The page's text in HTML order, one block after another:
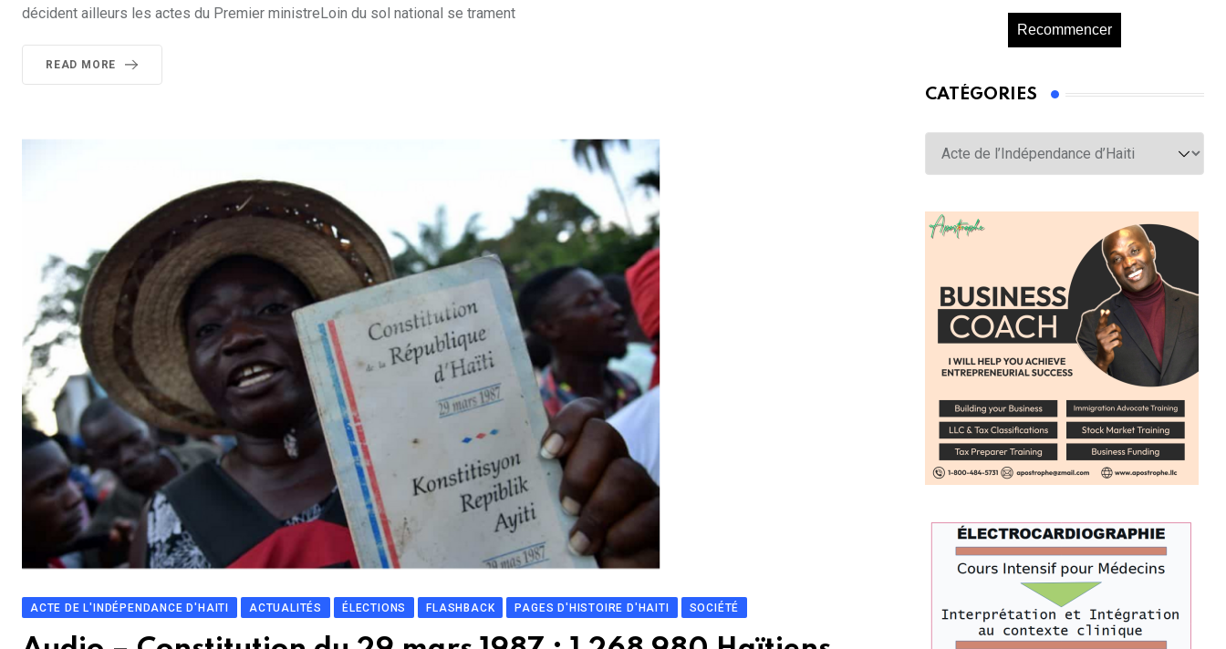
décident ailleurs les actes du Premier ministreLoin du sol national se trament
READ MORE
ACTE DE L'INDÉPENDANCE D'HAITI ACTUALITÉS ÉLECTIONS FLASHBACK PAGES D'HISTOIRE D'HAITI SOCIÉTÉ
Recommencer
CATÉGORIES
Catégories